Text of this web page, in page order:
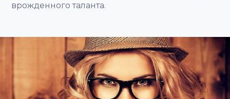
врожденного таланта.